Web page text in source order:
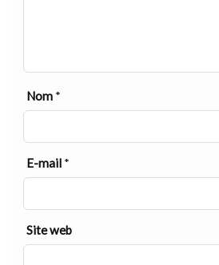
Nom *
E-mail *
Site web